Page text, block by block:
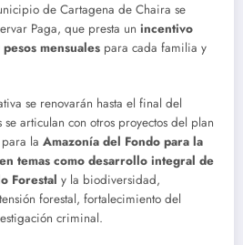
de Cartagena de Chaira se
Paga, que presta un incentivo
mensuales para cada familia y
se renovarán hasta el final del
articulan con otros proyectos del plan
la Amazonía del Fondo para la
temas como desarrollo integral de
Forestal y la biodiversidad,
forestal, fortalecimiento del
criminal.